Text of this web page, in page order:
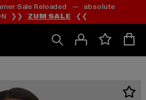
Zum
Inhalt
springen
Zum
Fußzeile
springen
Sale Reloaded — absolute
❯❯ ZUM SALE ❮❮